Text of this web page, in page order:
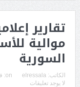
تقارير
موالية
السورية
الكاتب: elressala
on:
لا يوجد تعليقات